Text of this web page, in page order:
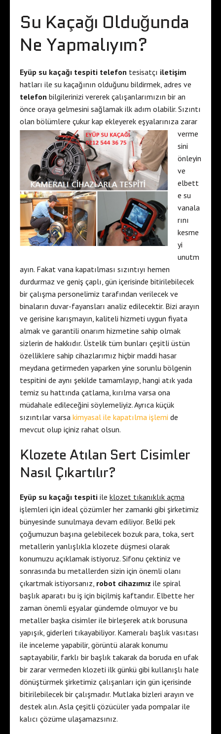
Su Kaçağı Olduğunda
Ne Yapmalıyım?
Eyüp su kaçağı tespiti telefon tesisatçı iletişim
hatları ile su kaçağının olduğunu bildirmek, adres ve
telefon bilgilerinizi vererek çalışanlarımızın bir an
önce oraya gelmesini sağlamak ilk adım olabilir. Sızıntı
olan bölümlere çukur kap ekleyerek eşyalarınıza zarar
verme
sini
önleyin
ve
elbett
e su
vanala
rını
kesme
yi
unutm
ayın. Fakat vana kapatılması sızıntıyı hemen
durdurmaz ve geniş çaplı, gün içerisinde bitirilebilecek
bir çalışma personelimiz tarafından verilecek ve
binaların duvar-fayansları analiz edilecektir. Bizi arayın
ve gerisine karışmayın, kaliteli hizmeti uygun fiyata
almak ve garantili onarım hizmetine sahip olmak
sizlerin de hakkıdır. Üstelik tüm bunları çeşitli üstün
özelliklere sahip cihazlarımız hiçbir maddi hasar
meydana getirmeden yaparken yine sorunlu bölgenin
tespitini de aynı şekilde tamamlayıp, hangi atık yada
temiz su hattında çatlama, kırılma varsa ona
müdahale edileceğini söylemeliyiz. Ayrıca küçük
sızıntılar varsa kimyasal ile kapatılma işlemi de
mevcut olup içiniz rahat olsun.
Klozete Atılan Sert Cisimler
Nasıl Çıkartılır?
Eyüp su kaçağı tespiti ile klozet tıkanıklık açma
işlemleri için ideal çözümler her zamanki gibi şirketimiz
bünyesinde sunulmaya devam ediliyor. Belki pek
çoğumuzun başına gelebilecek bozuk para, toka, sert
metallerin yanlışlıkla klozete düşmesi olarak
konumuzu açıklamak istiyoruz. Sifonu çektiniz ve
sonrasında bu metallerden sizin için önemli olanı
çıkartmak istiyorsanız, robot cihazımız ile spiral
başlık aparatı bu iş için biçilmiş kaftandır. Elbette her
zaman önemli eşyalar gündemde olmuyor ve bu
metaller başka cisimler ile birleşerek atık borusuna
yapışık, giderleri tıkayabiliyor. Kameralı başlık vasıtası
ile inceleme yapabilir, görüntü alarak konumu
saptayabilir, farklı bir başlık takarak da boruda en ufak
bir zarar vermeden klozeti ilk günkü gibi kullanışlı hale
dönüştürmek şirketimiz çalışanları için gün içerisinde
bitirilebilecek bir çalışmadır. Mutlaka bizleri arayın ve
destek alın. Asla çeşitli çözücüler yada pompalar ile
kalıcı çözüme ulaşamazsınız.